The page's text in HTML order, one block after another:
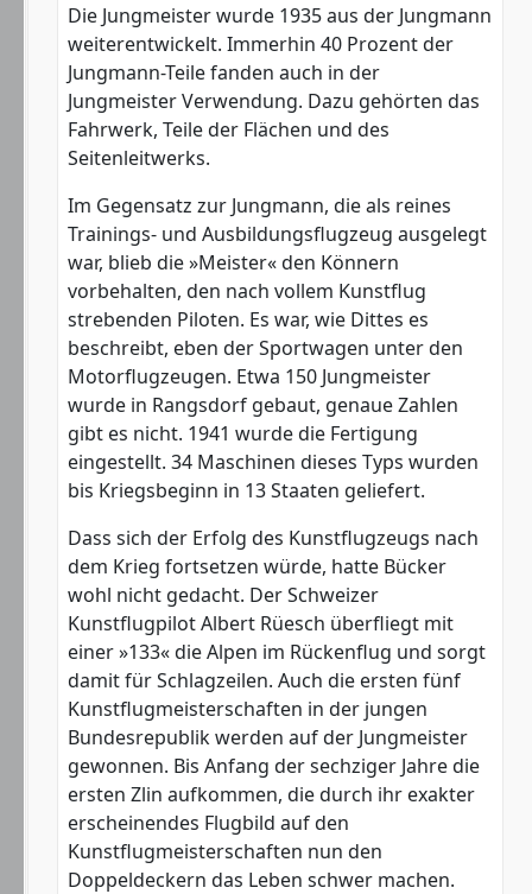
Die Jungmeister wurde 1935 aus der Jungmann
weiterentwickelt. Immerhin 40 Prozent der
Jungmann-Teile fanden auch in der
Jungmeister Verwendung. Dazu gehörten das
Fahrwerk, Teile der Flächen und des
Seitenleitwerks.
Im Gegensatz zur Jungmann, die als reines
Trainings- und Ausbildungsflugzeug ausgelegt
war, blieb die »Meister« den Könnern
vorbehalten, den nach vollem Kunstflug
strebenden Piloten. Es war, wie Dittes es
beschreibt, eben der Sportwagen unter den
Motorflugzeugen. Etwa 150 Jungmeister
wurde in Rangsdorf gebaut, genaue Zahlen
gibt es nicht. 1941 wurde die Fertigung
eingestellt. 34 Maschinen dieses Typs wurden
bis Kriegsbeginn in 13 Staaten geliefert.
Dass sich der Erfolg des Kunstflugzeugs nach
dem Krieg fortsetzen würde, hatte Bücker
wohl nicht gedacht. Der Schweizer
Kunstflugpilot Albert Rüesch überfliegt mit
einer »133« die Alpen im Rückenflug und sorgt
damit für Schlagzeilen. Auch die ersten fünf
Kunstflugmeisterschaften in der jungen
Bundesrepublik werden auf der Jungmeister
gewonnen. Bis Anfang der sechziger Jahre die
ersten Zlin aufkommen, die durch ihr exakter
erscheinendes Flugbild auf den
Kunstflugmeisterschaften nun den
Doppeldeckern das Leben schwer machen.